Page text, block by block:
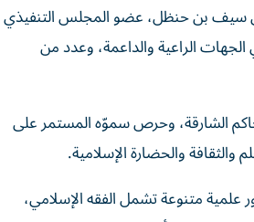
سيف بن حنظل، عضو المجلس التنفيذي
الجهات الراعية والداعمة، وعدد من
حاكم الشارقة، وحرص سموّه المستمر على
والثقافة والحضارة الإسلامية.
علمية متنوعة تشمل الفقه الإسلامي،